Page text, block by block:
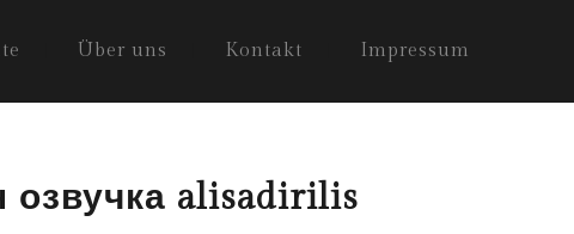
Über uns Kontakt Impressum
озвучка alisadirilis